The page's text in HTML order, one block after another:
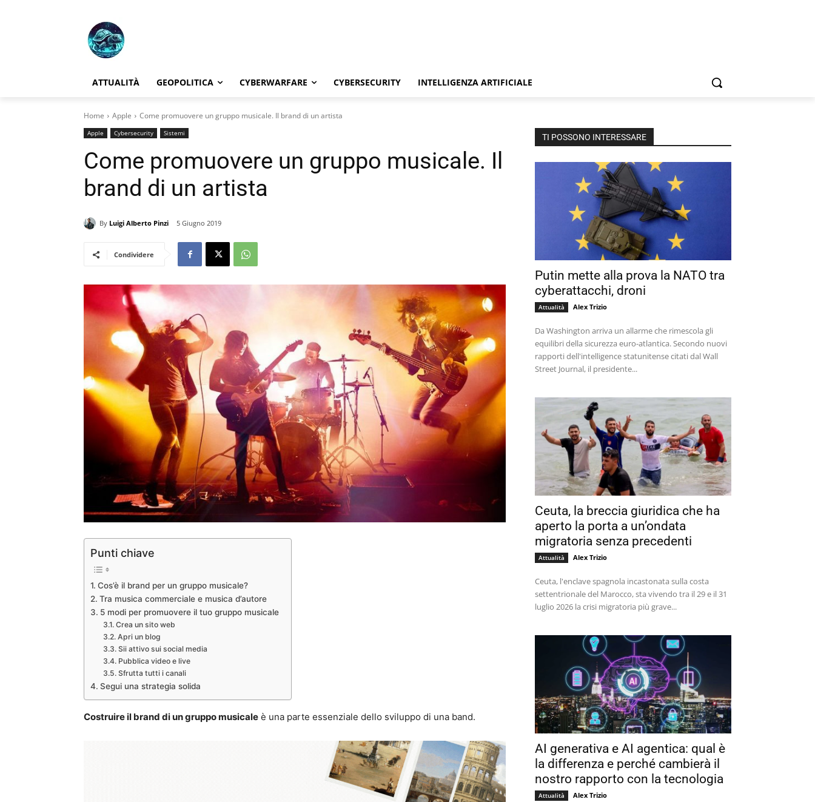
ATTUALITÀ GEOPOLITICA CYBERWARFARE CYBERSECURITY INTELLIGENZA ARTIFICIALE
Home Apple Come promuovere un gruppo musicale. Il brand di un artista
Apple Cybersecurity Sistemi
Come promuovere un gruppo musicale. Il
brand di un artista
By Luigi Alberto Pinzi 5 Giugno 2019
Condividere
Punti chiave
Cos’è il brand per un gruppo musicale?
Tra musica commerciale e musica d’autore
5 modi per promuovere il tuo gruppo musicale
Crea un sito web
Apri un blog
Sii attivo sui social media
Pubblica video e live
Sfrutta tutti i canali
Segui una strategia solida
Costruire il brand di un gruppo musicale è una parte essenziale dello sviluppo di una band.
TI POSSONO INTERESSARE
Putin mette alla prova la NATO tra
cyberattacchi, droni
Attualità Alex Trizio
Da Washington arriva un allarme che rimescola gli
equilibri della sicurezza euro-atlantica. Secondo nuovi
rapporti dell'intelligence statunitense citati dal Wall
Street Journal, il presidente...
Ceuta, la breccia giuridica che ha
aperto la porta a un’ondata
migratoria senza precedenti
Attualità Alex Trizio
Ceuta, l'enclave spagnola incastonata sulla costa
settentrionale del Marocco, sta vivendo tra il 29 e il 31
luglio 2026 la crisi migratoria più grave...
AI generativa e AI agentica: qual è
la differenza e perché cambierà il
nostro rapporto con la tecnologia
Attualità Alex Trizio